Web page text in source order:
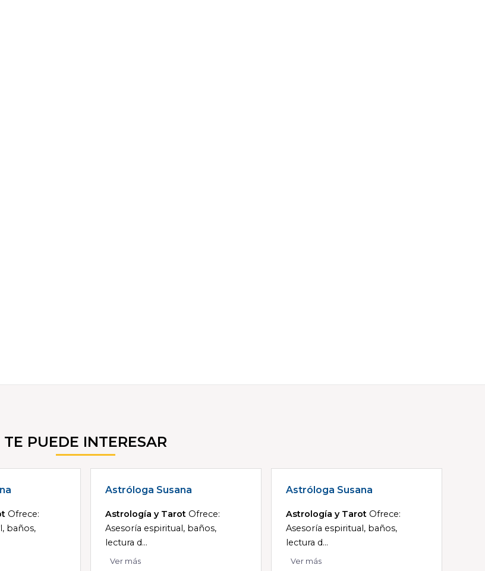
TE PUEDE INTERESAR
Ofrece:
baños,
Astróloga Susana
Astrología y Tarot Ofrece:
Asesoría espiritual, baños,
lectura d...
Ver más
Astróloga Susana
Astrología y Tarot Ofrece:
Asesoría espiritual, baños,
lectura d...
Ver más